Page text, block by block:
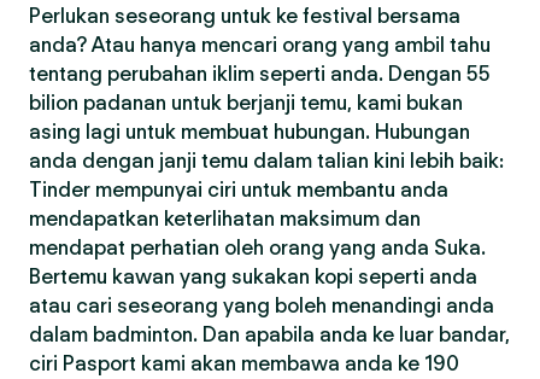
Perlukan seseorang untuk ke festival bersama
anda? Atau hanya mencari orang yang ambil tahu
tentang perubahan iklim seperti anda. Dengan 55
bilion padanan untuk berjanji temu, kami bukan
asing lagi untuk membuat hubungan. Hubungan
anda dengan janji temu dalam talian kini lebih baik:
Tinder mempunyai ciri untuk membantu anda
mendapatkan keterlihatan maksimum dan
mendapat perhatian oleh orang yang anda Suka.
Bertemu kawan yang sukakan kopi seperti anda
atau cari seseorang yang boleh menandingi anda
dalam badminton. Dan apabila anda ke luar bandar,
ciri Pasport kami akan membawa anda ke 190